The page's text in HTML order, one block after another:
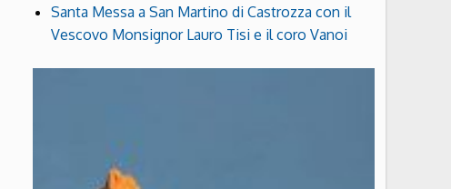
Santa Messa a San Martino di Castrozza con il
Vescovo Monsignor Lauro Tisi e il coro Vanoi